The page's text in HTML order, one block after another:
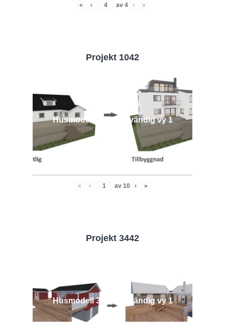
« ‹ av 4 › »
Projekt 1042
Husmodell 1042 - Utvändig vy 1
« ‹ av 10 › »
Projekt 3442
Husmodell 3442 - Utvändig vy 1